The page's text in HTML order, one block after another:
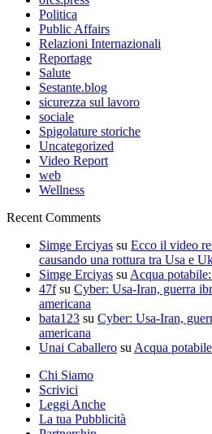
Politica
Public Affairs
Relazioni Internazionali
Reportage
Salute
Sestante.blog
sicurezza sul lavoro
sociale
Spigolature storiche
Uncategorized
Video Report
web
Wellness
Recent Comments
Simge Erciyas su Ecco il video
causando una rottura tra Usa e
Simge Erciyas su Acqua
47fsu Cyber: Usa-Iran, guerra
americana
bata123 su Cyber: Usa-Iran,
americana
Unai Caballero su Acqua
Chi Siamo
Scrivici
Leggi Anche
La tua Pubblicità